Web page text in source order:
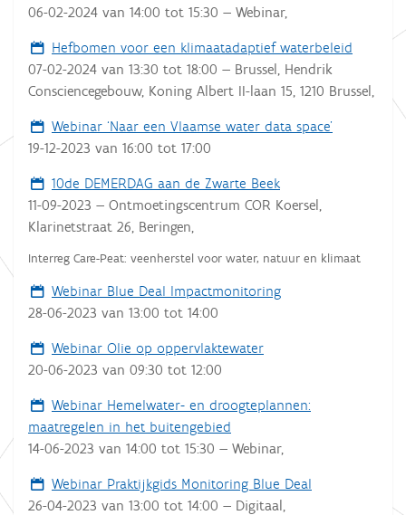
06-02-2024 van 14:00 tot 15:30 — Webinar,
Hefbomen voor een klimaatadaptief waterbeleid
07-02-2024 van 13:30 tot 18:00 — Brussel, Hendrik
Consciencegebouw, Koning Albert II-laan 15, 1210 Brussel
Webinar ‘Naar een Vlaamse water data space’
19-12-2023 van 16:00 tot 17:00
10de DEMERDAG aan de Zwarte Beek
11-09-2023 — Ontmoetingscentrum COR Koersel,
Klarinetstraat 26, Beringen
Interreg Care-Peat: veenherstel voor water, natuur en klimaat
Webinar Blue Deal Impactmonitoring
28-06-2023 van 13:00 tot 14:00
Webinar Olie op oppervlaktewater
20-06-2023 van 09:30 tot 12:00
Webinar Hemelwater- en droogteplannen:
maatregelen in het buitengebied
14-06-2023 van 14:00 tot 15:30 — Webinar,
Webinar Praktijkgids Monitoring Blue Deal
26-04-2023 van 13:00 tot 14:00 — Digitaal